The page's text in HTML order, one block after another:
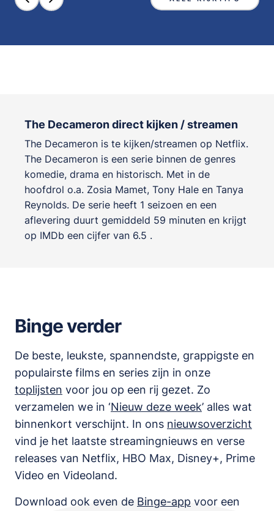
The Decameron direct kijken / streamen
The Decameron is te kijken/streamen op Netflix.
The Decameron is een serie binnen de genres
komedie, drama en historisch. Met in de
hoofdrol o.a. Zosia Mamet, Tony Hale en Tanya
Reynolds. De serie heeft 1 seizoen en een
aflevering duurt gemiddeld 59 minuten en krijgt
op IMDb een cijfer van 6.5 .
Binge verder
De beste, leukste, spannendste, grappigste en
populairste films en series zijn in onze
toplijsten voor jou op een rij gezet. Zo
verzamelen we in ‘Nieuw deze week’ alles wat
binnenkort verschijnt. In ons nieuwsoverzicht
vind je het laatste streamingnieuws en verse
releases van Netflix, HBO Max, Disney+, Prime
Video en Videoland.
Download ook even de Binge-app voor een